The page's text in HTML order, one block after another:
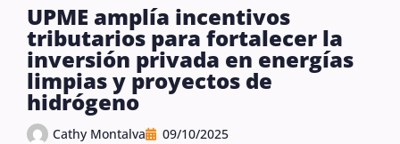
UPME amplía incentivos
tributarios para fortalecer la
inversión privada en energías
limpias y proyectos de
hidrógeno
Cathy Montalva 09/10/2025